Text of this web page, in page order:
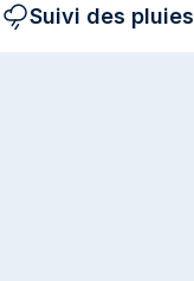
Suivi des pluies